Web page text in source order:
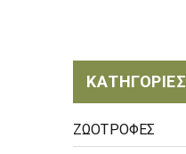
ΚΑΤΗΓΟΡΙΕΣ
ΖΩΟΤΡΟΦΕΣ